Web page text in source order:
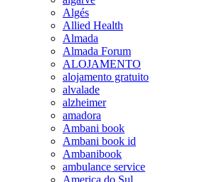
Algés
Allied Health
Almada
Almada Forum
ALOJAMENTO
alojamento gratuito
alvalade
alzheimer
amadora
Ambani book
Ambani book id
Ambanibook
ambulance service
America do Sul